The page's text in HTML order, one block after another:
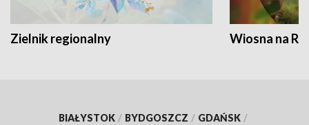
Zielnik regionalny Wiosna na
BIAŁYSTOK / BYDGOSZCZ / GDAŃSK /